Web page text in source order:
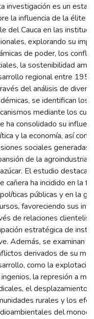
investigación es un
la influencia de la élite
del Cauca en las
explorando su
de poder, los
la sostenibilidad
regional entre
del análisis de
se identifican los
mediante los
ha consolidado su
y la economía, así
sociales generadas
de la agroindustria
El estudio destaca
cañera ha incidido en la
públicas y en la
favoreciendo sus
de relaciones
estratégica de
Además, se examinan
derivados de su
como la
la represión a
el desplazamiento
rurales y los
del